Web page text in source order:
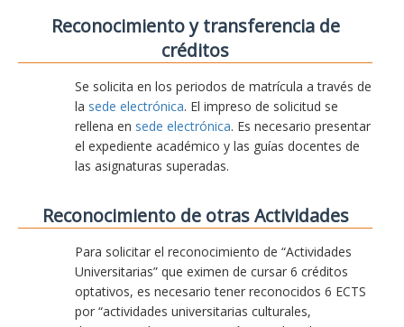
Reconocimiento y transferencia de
créditos
Se solicita en los periodos de matrícula a través de
la sede electrónica. El impreso de solicitud se
rellena en sede electrónica. Es necesario presentar
el expediente académico y las guías docentes de
las asignaturas superadas.
Reconocimiento de otras Actividades
Para solicitar el reconocimiento de “Actividades
Universitarias” que eximen de cursar 6 créditos
optativos, es necesario tener reconocidos 6 ECTS
por “actividades universitarias culturales,